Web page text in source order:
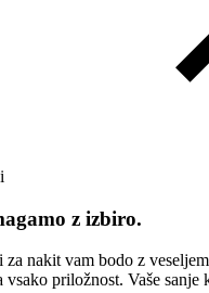
z izbiro.
nakit vam bodo z
vsako priložnost. Vaše sanje